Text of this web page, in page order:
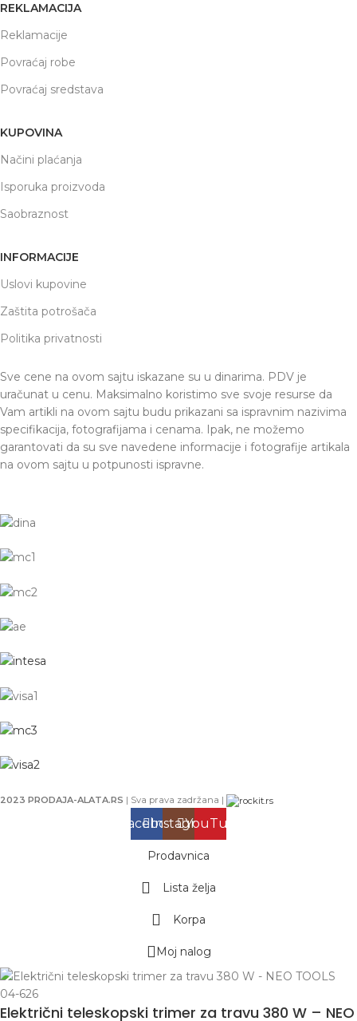
REKLAMACIJA
Reklamacije
Povraćaj robe
Povraćaj sredstava
KUPOVINA
Načini plaćanja
Isporuka proizvoda
Saobraznost
INFORMACIJE
Uslovi kupovine
Zaštita potrošača
Politika privatnosti
Sve cene na ovom sajtu iskazane su u dinarima. PDV je
uračunat u cenu. Maksimalno koristimo sve svoje resurse da
Vam artikli na ovom sajtu budu prikazani sa ispravnim nazivima
specifikacija, fotografijama i cenama. Ipak, ne možemo
garantovati da su sve navedene informacije i fotografije artikala
na ovom sajtu u potpunosti ispravne.
2023 PRODAJA-ALATA.RS | Sva prava zadržana |
Facebook
Instagram
YouTube
Prodavnica
Lista želja
Korpa
Moj nalog
Električni teleskopski trimer za travu 380 W – NEO